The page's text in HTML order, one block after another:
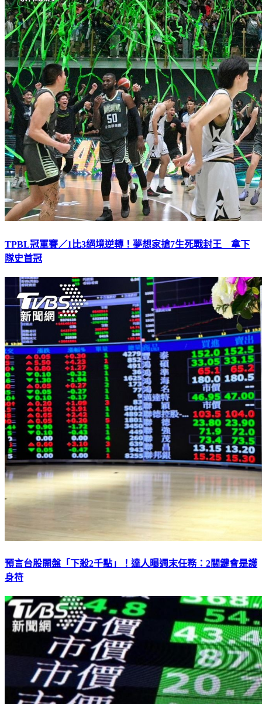
TPBL冠軍賽／1比3絕境逆轉！夢想家搶7生死戰封王 拿下
隊史首冠
預言台股開盤「下殺2千點」！達人曝週末任務：2關鍵會是護
身符